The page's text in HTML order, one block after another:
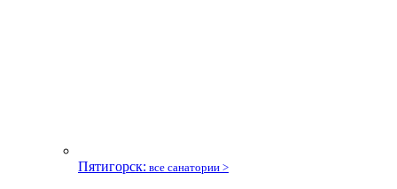
Пятигорск: все санатории >